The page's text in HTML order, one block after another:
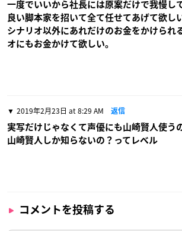
一度でいいから社長には原案だけで我慢し
良い脚本家を招いて全て任せてあげて欲し
シナリオ以外にあれだけのお金をかけられ
オにもお金かけて欲しい。
2019年2月23日 at 8:29 AM 返信
実写だけじゃなくて声優にも山崎賢人使う
山崎賢人しか知らないの？ってレベル
コメントを投稿する